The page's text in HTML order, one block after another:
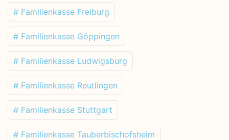
# Familienkasse Freiburg
# Familienkasse Göppingen
# Familienkasse Ludwigsburg
# Familienkasse Reutlingen
# Familienkasse Stuttgart
# Familienkasse Tauberbischofsheim